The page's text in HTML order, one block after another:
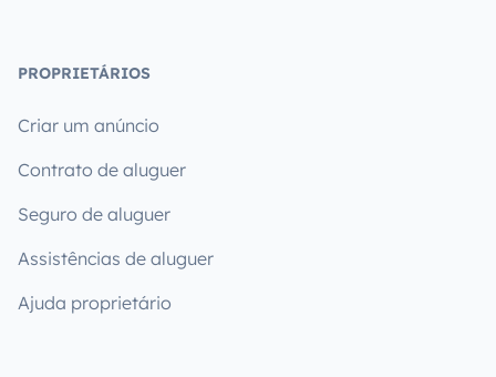
PROPRIETÁRIOS
Criar um anúncio
Contrato de aluguer
Seguro de aluguer
Assistências de aluguer
Ajuda proprietário